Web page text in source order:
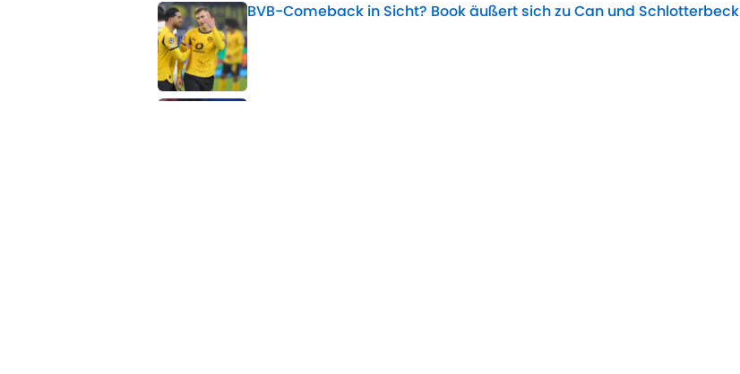
BVB-Comeback in Sicht? Book äußert sich zu Can und Schlotterbeck
Published by on Invalid Date